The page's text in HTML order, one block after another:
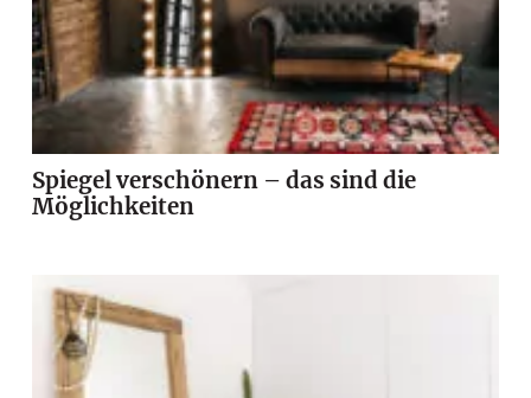
Spiegel verschönern – das sind die
Möglichkeiten